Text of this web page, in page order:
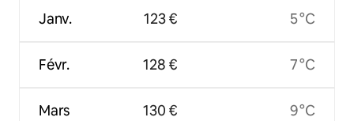
Janv.
Févr.
Mars
123 €
128 €
130 €
5 °C
7 °C
9 °C